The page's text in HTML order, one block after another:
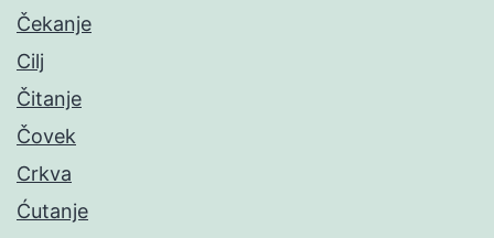
Čekanje
Cilj
Čitanje
Čovek
Crkva
Ćutanje